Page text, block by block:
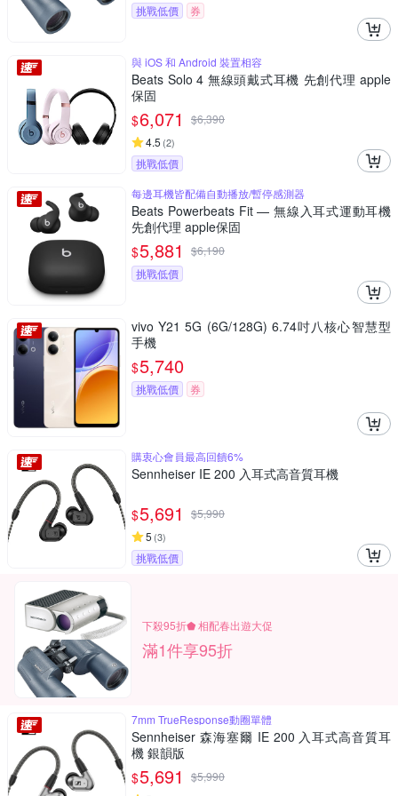
挑戰低價
券
與 iOS 和 Android 裝置相容
Beats Solo 4 無線頭戴式耳機 先創代理 apple
保固
$6,071 $6,390
4.5 (2)
挑戰低價
每邊耳機皆配備自動播放/暫停感測器
Beats Powerbeats Fit — 無線入耳式運動耳機
先創代理 apple保固
$5,881 $6,190
挑戰低價
vivo Y21 5G (6G/128G) 6.74吋八核心智慧型
手機
$5,740
挑戰低價 券
購衷心會員最高回饋6%
Sennheiser IE 200 入耳式高音質耳機
$5,691 $5,990
5 (3)
挑戰低價
下殺95折⬟ 相配春出遊大促
滿1件享95折
7mm TrueResponse動圈單體
Sennheiser 森海塞爾 IE 200 入耳式高音質耳
機 銀韻版
$5,691 $5,990